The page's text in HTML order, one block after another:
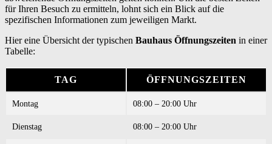
für Ihren Besuch zu ermitteln, lohnt sich ein Blick auf die
spezifischen Informationen zum jeweiligen Markt.
Hier eine Übersicht der typischen Bauhaus Öffnungszeiten in einer
Tabelle:
TAG ÖFFNUNGSZEITEN
Montag 08:00 – 20:00 Uhr
Dienstag 08:00 – 20:00 Uhr